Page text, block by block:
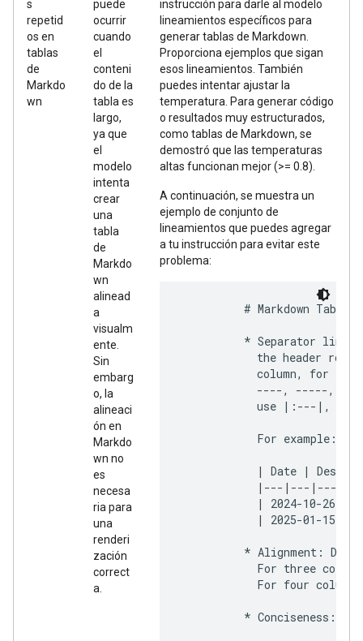
s
repetid
os en
tablas
de
Markdo
wn
puede
ocurrir
cuando
el
conteni
do de la
tabla es
largo,
ya que
el
modelo
intenta
crear
una
tabla
de
Markdo
wn
alinead
a
visualm
ente.
Sin
embarg
o, la
alineaci
ón en
Markdo
wn no
es
necesa
ria para
una
renderi
zación
correct
a.
instrucción para darle al modelo
lineamientos específicos para
generar tablas de Markdown.
Proporciona ejemplos que sigan
esos lineamientos. También
puedes intentar ajustar la
temperatura. Para generar código
o resultados muy estructurados,
como tablas de Markdown, se
demostró que las temperaturas
altas funcionan mejor (>= 0.8).
A continuación, se muestra un
ejemplo de conjunto de
lineamientos que puedes agregar
a tu instrucción para evitar este
problema:
# Markdown Table
* Separator line:
the header row.
column, for
----, -----,
use |:---|,
            For example:
| Date |
            |---|---|---|
| 2024-10-26 |
| 2025-01-15 |
* Alignment: Do
For three
For four
* Conciseness: